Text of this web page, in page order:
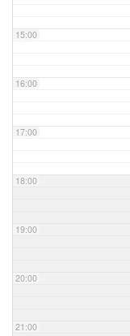
15:00
16:00
17:00
18:00
19:00
20:00
21:00